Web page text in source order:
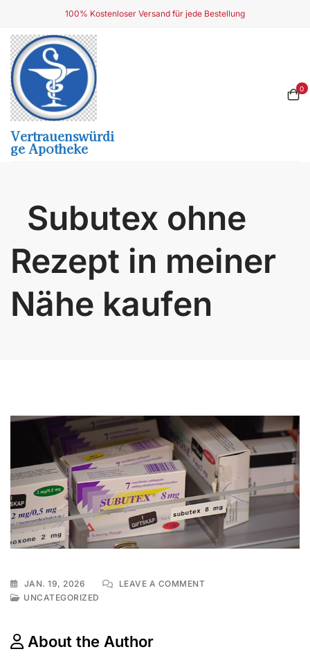
content
100% Kostenloser Versand für jede Bestellung
Vertrauenswürdi
Ge Apotheke
0
Subutex ohne
Rezept in meiner
Nähe kaufen
JAN. 19, 2026 LEAVE A COMMENTON
UNCATEGORIZED
About the Author